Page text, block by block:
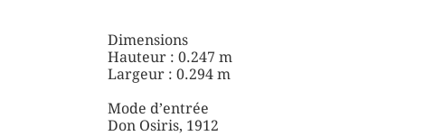
Dimensions
Hauteur : 0.247 m
Largeur : 0.294 m
Mode d’entrée
Don Osiris, 1912